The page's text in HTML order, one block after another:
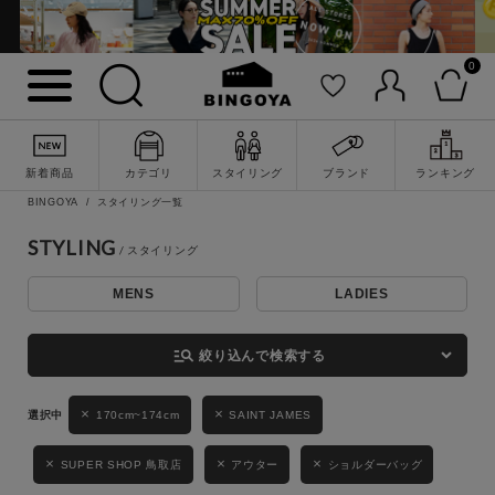
0
新着商品 カテゴリ スタイリング ブランド ランキング
詳細検索
キーワード
性別
MENS LADIES
BINGOYA スタイリング一覧
STYLING
MENS LADIES
manage_search 絞り込んで検索する
170cm~174cm SAINT JAMES
SUPER SHOP 鳥取店 アウター ショルダーバッグ